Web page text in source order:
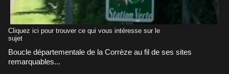
Cliquez ici pour trouver ce qui vous intéresse sur le
sujet
Boucle départementale de la Corrèze au fil de ses sites
remarquables...